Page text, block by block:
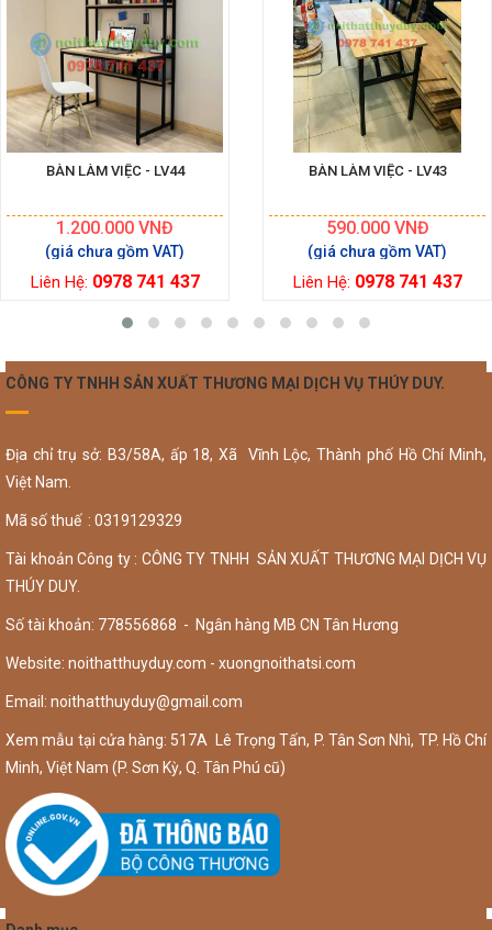
BÀN LÀM VIỆC - LV44
1.200.000 VNĐ
Liên Hệ: 0978 741 437
BÀN LÀM VIỆC - LV43
590.000VNĐ
Liên Hệ: 0978 741 437
CÔNG TY TNHH SẢN XUẤT THƯƠNG MẠI DỊCH VỤ THÚY DUY.
Địa chỉ trụ sở: B3/58A, ấp 18, Xã Vĩnh Lộc, Thành phố Hồ Chí Minh,
Việt Nam.
Mã số thuế : 0319129329
Tài khoản Công ty : CÔNG TY TNHH SẢN XUẤT THƯƠNG MẠI DỊCH VỤ
THÚY DUY.
Số tài khoản: 778556868 - Ngân hàng MB CN Tân Hương
Website: noithatthuyduy.com - xuongnoithatsi.com
Email: noithatthuyduy@gmail.com
Xem mẫu tại cửa hàng: 517A Lê Trọng Tấn, P. Tân Sơn Nhì, TP. Hồ Chí
Minh, Việt Nam (P. Sơn Kỳ, Q. Tân Phú cũ)